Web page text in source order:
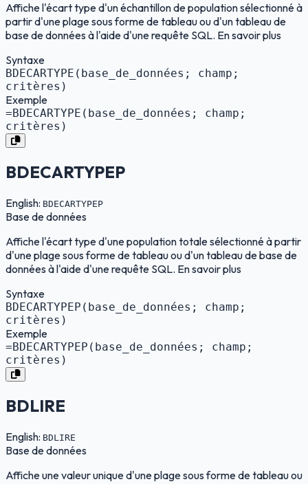
Affiche l'écart type d'un échantillon de population sélectionné à
partir d'une plage sous forme de tableau ou d'un tableau de
base de données à l'aide d'une requête SQL. En savoir plus
Syntaxe
BDECARTYPE(base_de_données; champ;
critères)
Exemple
=BDECARTYPE(base_de_données; champ;
critères)
BDECARTYPEP
English: BDECARTYPEP
Base de données
Affiche l'écart type d'une population totale sélectionné à partir
d'une plage sous forme de tableau ou d'un tableau de base de
données à l'aide d'une requête SQL. En savoir plus
Syntaxe
BDECARTYPEP(base_de_données; champ;
critères)
Exemple
=BDECARTYPEP(base_de_données; champ;
critères)
BDLIRE
English: BDLIRE
Base de données
Affiche une valeur unique d'une plage sous forme de tableau ou